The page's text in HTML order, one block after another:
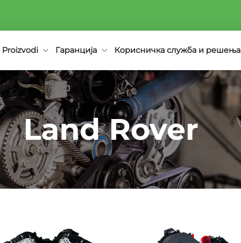
Proizvodi Гаранција Корисничка служба и решења
Land Rover